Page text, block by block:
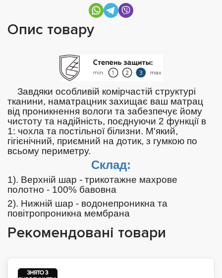
Опис товару
Завдяки особливій комірчастій структурі
тканини, наматрацник захищає ваш матрац
від проникнення вологи та забезпечує йому
чистоту та надійність, поєднуючи 2 функції в
1: чохла та постільної білизни. М'який,
гігієнічний, приємний на дотик, з гумкою по
всьому периметру.
Склад:
1). Верхній шар - трикотажне махрове
полотно - 100% бавовна
2). Нижній шар - водонепроникна та
повітропроникна мембрана
Рекомендовані товари